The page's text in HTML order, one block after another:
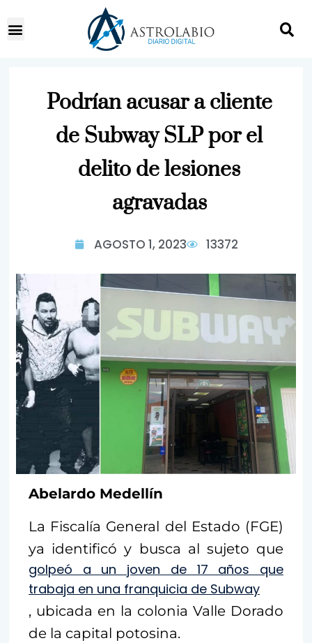
Podrían acusar a cliente
de Subway SLP por el
delito de lesiones
agravadas
AGOSTO 1, 2023 13372
Abelardo Medellín
La Fiscalía General del Estado (FGE)
ya identificó y busca al sujeto que
golpeó a un joven de 17 años que
trabaja en una franquicia de Subway
, ubicada en la colonia Valle Dorado
de la capital potosina.